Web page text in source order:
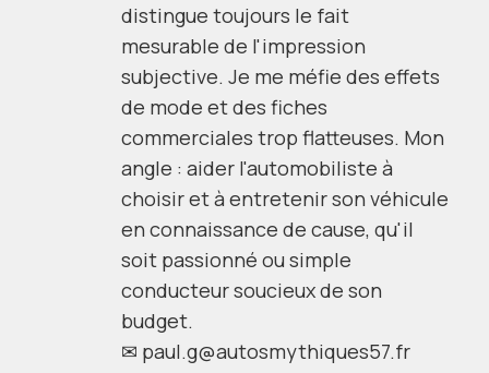
distingue toujours le fait
mesurable de l'impression
subjective. Je me méfie des effets
de mode et des fiches
commerciales trop flatteuses. Mon
angle : aider l'automobiliste à
choisir et à entretenir son véhicule
en connaissance de cause, qu'il
soit passionné ou simple
conducteur soucieux de son
budget.
✉ paul.g@autosmythiques57.fr